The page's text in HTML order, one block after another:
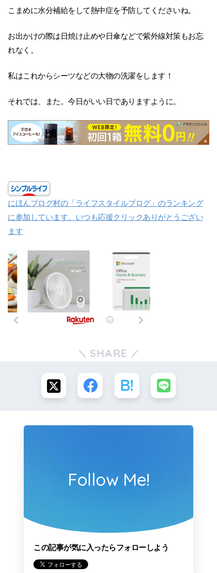
こまめに水分補給をして熱中症を予防してくださいね。
お出かけの際は日焼け止めや日傘などで紫外線対策もお忘
れなく。
私はこれからシーツなどの大物の洗濯をします！
それでは、また。今日がいい日でありますように。
にほんブログ村の「ライフスタイルブログ」のランキング
に参加しています。いつも応援クリックありがとうござい
ます
SHARE
Follow Me!
この記事が気に入ったらフォローしよう